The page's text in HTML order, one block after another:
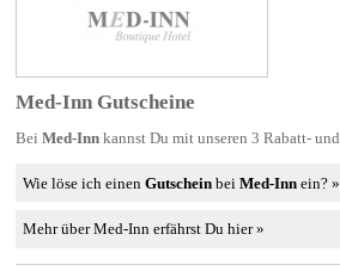
Med-Inn Gutscheine
Bei Med-Inn kannst Du mit unseren 3 Rabatt- und
Wie löse ich einenGutschein beiMed-Innein? »
Mehr über Med-Inn erfährst Du hier »